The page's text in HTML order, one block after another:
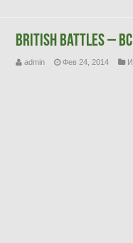
British Battles –
admin Фев 24, 2014